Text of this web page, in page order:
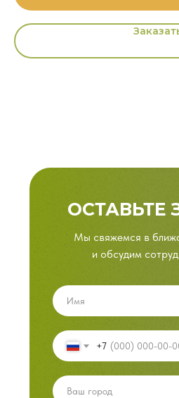
ОСТАВЬТЕ
Мы свяжемся в
и обсудим
+7